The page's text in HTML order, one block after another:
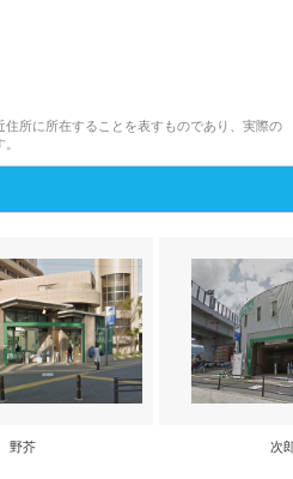
所に所在することを表すものであり、実際の
野芥 次